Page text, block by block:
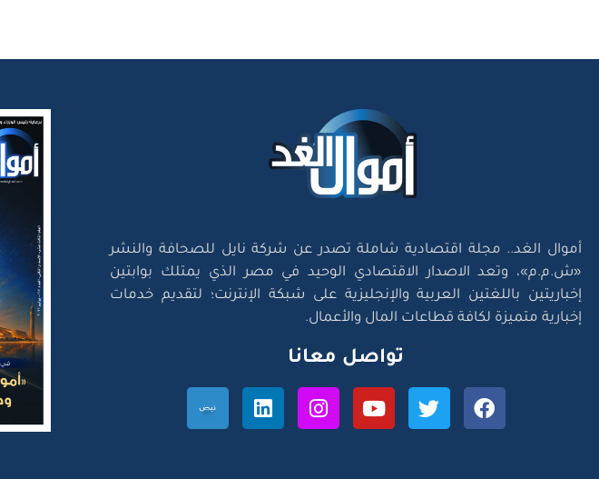
«ش.م.م»، وتعد الاصدار الاقتصادي الوحيد في مصر الذي يمتلك بوابتين
إخباريتين باللغتين العربية والإنجليزية على شبكة الإنترنت؛ لتقديم خدمات
إخبارية متميزة لكافة قطاعات المال والأعمال.